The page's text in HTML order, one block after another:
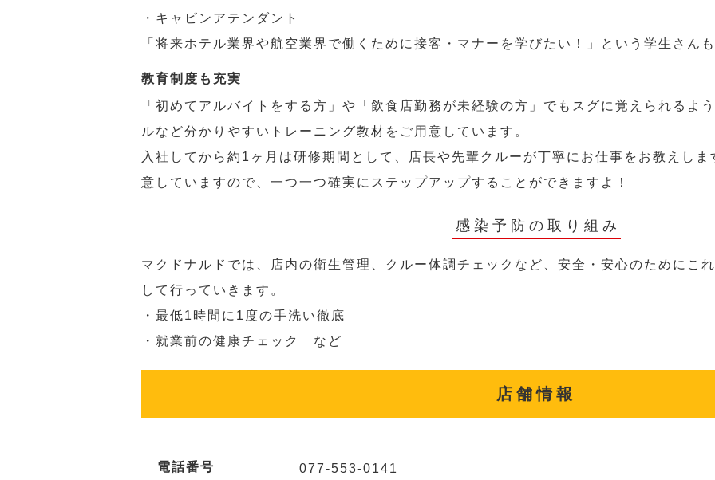
・キャビンアテンダント
「将来ホテル業界や航空業界で働くために接客・マナーを学びたい！」という学生さんも
教育制度も充実
「初めてアルバイトをする方」や「飲食店勤務が未経験の方」でもスグに覚えられるよ
ルなど分かりやすいトレーニング教材をご用意しています。
入社してから約1ヶ月は研修期間として、店長や先輩クルーが丁寧にお仕事をお教えし
意していますので、一つ一つ確実にステップアップすることができますよ！
感染予防の取り組み
マクドナルドでは、店内の衛生管理、クルー体調チェックなど、安全・安心のためにこ
して行っていきます。
・最低1時間に1度の手洗い徹底
・就業前の健康チェック など
店舗情報
電話番号 077-553-0141